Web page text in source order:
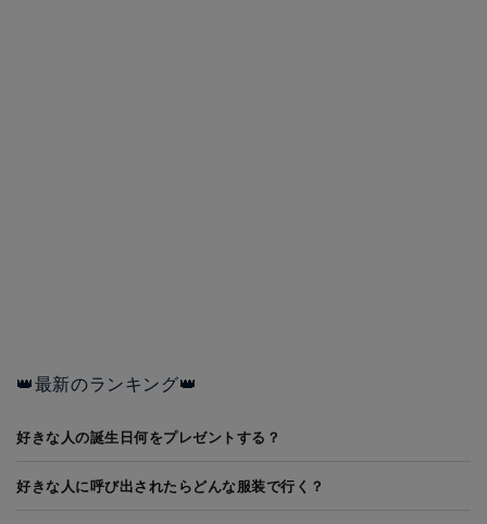
👑最新のランキング👑
好きな人の誕生日何をプレゼントする？
好きな人に呼び出されたらどんな服装で行く？